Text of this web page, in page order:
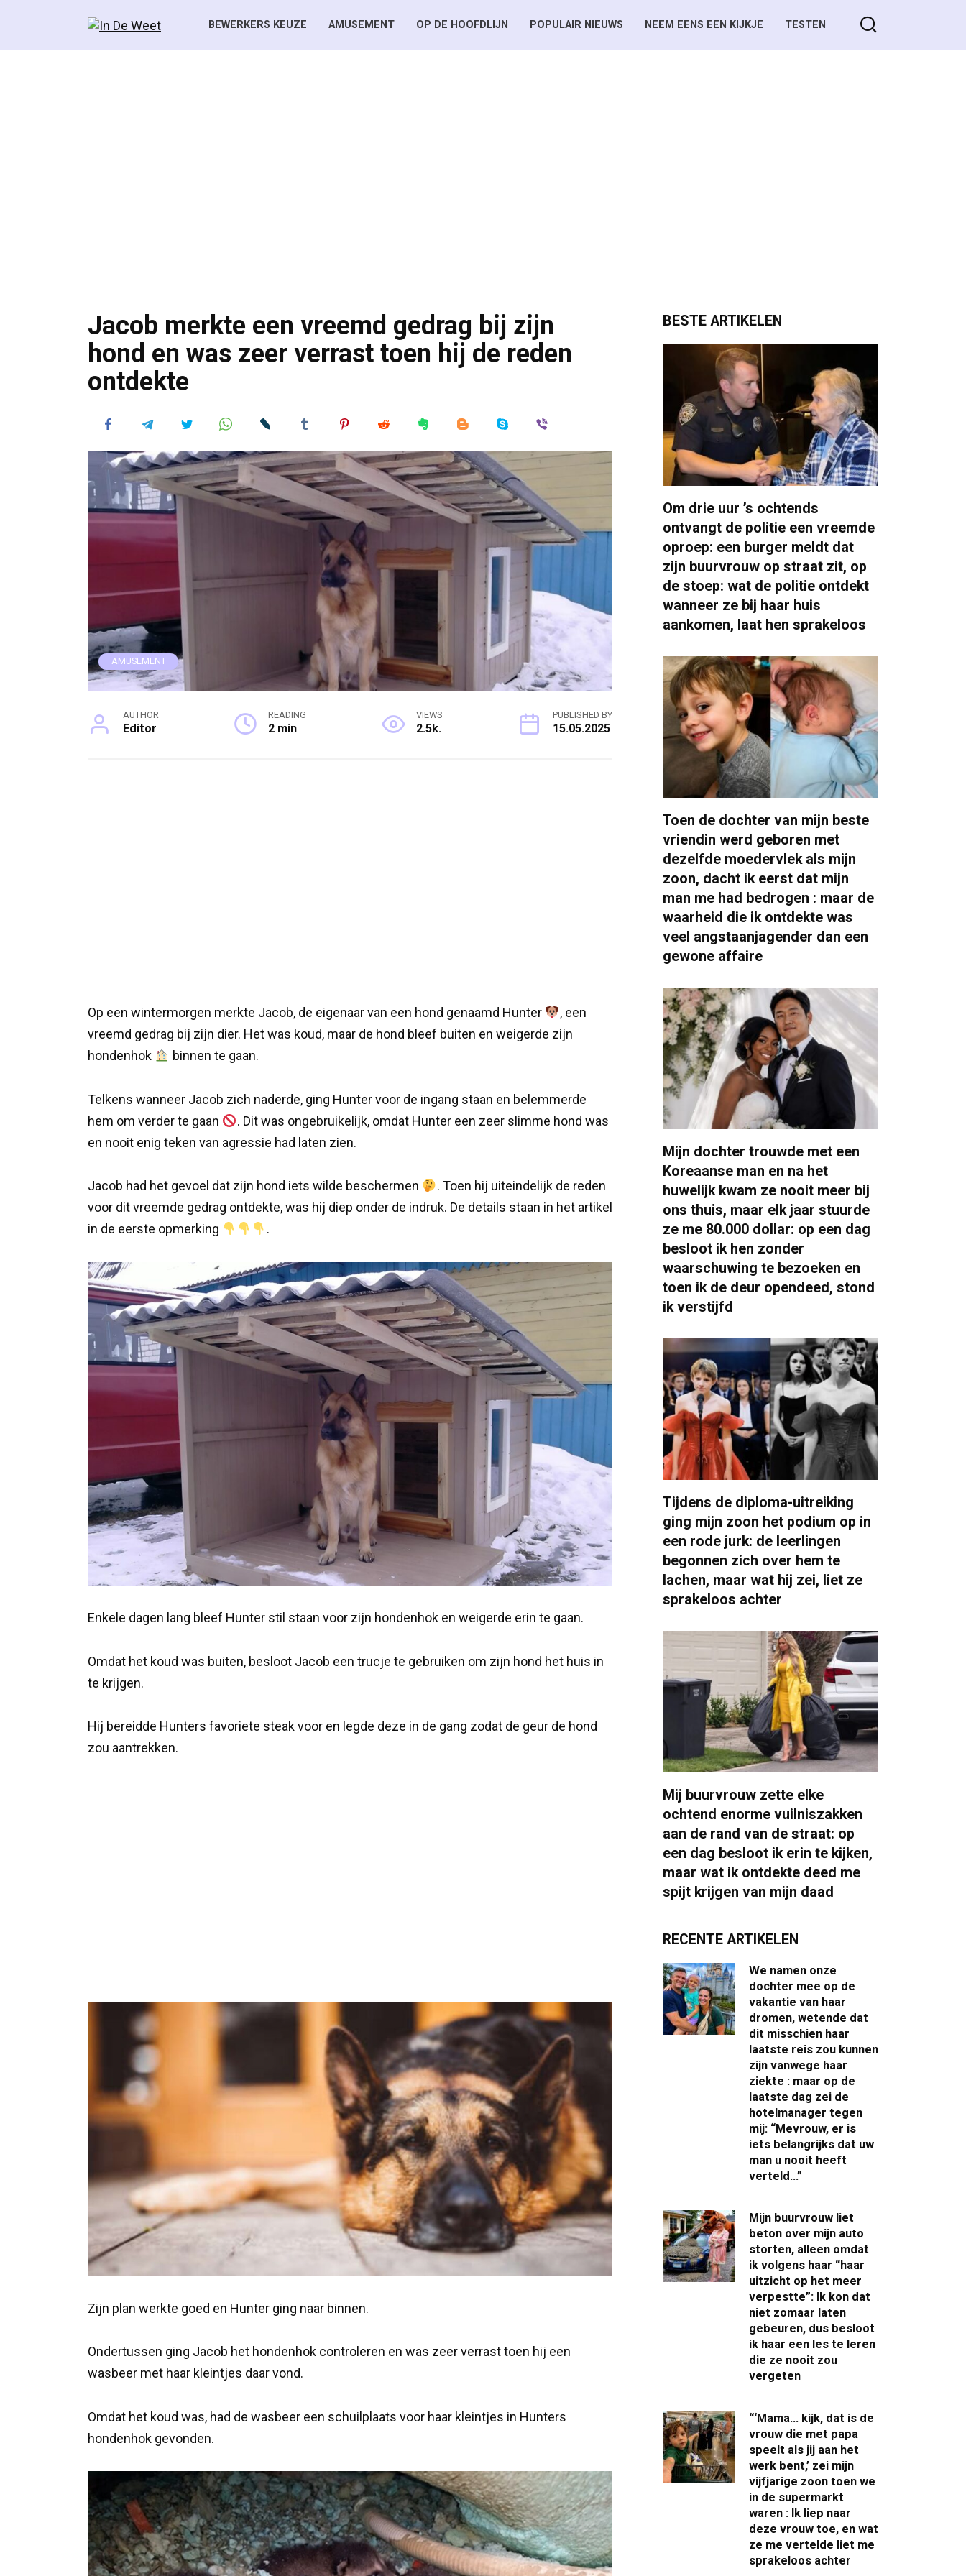
BEWERKERS KEUZE AMUSEMENT OP DE HOOFDLIJN POPULAIR NIEUWS NEEM EENS EEN KIJKJE TESTEN
Jacob merkte een vreemd gedrag bij zijn
hond en was zeer verrast toen hij de reden
ontdekte
AMUSEMENT
AUTHOR
Editor
READING
2 min
VIEWS
2.5k.
PUBLISHED BY
15.05.2025
Op een wintermorgen merkte Jacob, de eigenaar van een hond genaamd Hunter
, een
vreemd gedrag bij zijn dier. Het was koud, maar de hond bleef buiten en weigerde zijn
hondenhok
binnen te gaan.
Telkens wanneer Jacob zich naderde, ging Hunter voor de ingang staan en belemmerde
hem om verder te gaan
. Dit was ongebruikelijk, omdat Hunter een zeer slimme hond was
en nooit enig teken van agressie had laten zien.
Jacob had het gevoel dat zijn hond iets wilde beschermen
. Toen hij uiteindelijk de reden
voor dit vreemde gedrag ontdekte, was hij diep onder de indruk. De details staan in het artikel
in de eerste opmerking
.
Enkele dagen lang bleef Hunter stil staan voor zijn hondenhok en weigerde erin te gaan.
Omdat het koud was buiten, besloot Jacob een trucje te gebruiken om zijn hond het huis in
te krijgen.
Hij bereidde Hunters favoriete steak voor en legde deze in de gang zodat de geur de hond
zou aantrekken.
Zijn plan werkte goed en Hunter ging naar binnen.
Ondertussen ging Jacob het hondenhok controleren en was zeer verrast toen hij een
wasbeer met haar kleintjes daar vond.
Omdat het koud was, had de wasbeer een schuilplaats voor haar kleintjes in Hunters
hondenhok gevonden.
BESTE ARTIKELEN
Om drie uur ’s ochtends
ontvangt de politie een vreemde
oproep: een burger meldt dat
zijn buurvrouw op straat zit, op
de stoep: wat de politie ontdekt
wanneer ze bij haar huis
aankomen, laat hen sprakeloos
Toen de dochter van mijn beste
vriendin werd geboren met
dezelfde moedervlek als mijn
zoon, dacht ik eerst dat mijn
man me had bedrogen : maar de
waarheid die ik ontdekte was
veel angstaanjagender dan een
gewone affaire
Mijn dochter trouwde met een
Koreaanse man en na het
huwelijk kwam ze nooit meer bij
ons thuis, maar elk jaar stuurde
ze me 80.000 dollar: op een dag
besloot ik hen zonder
waarschuwing te bezoeken en
toen ik de deur opendeed, stond
ik verstijfd
Tijdens de diploma-uitreiking
ging mijn zoon het podium op in
een rode jurk: de leerlingen
begonnen zich over hem te
lachen, maar wat hij zei, liet ze
sprakeloos achter
Mij buurvrouw zette elke
ochtend enorme vuilniszakken
aan de rand van de straat: op
een dag besloot ik erin te kijken,
maar wat ik ontdekte deed me
spijt krijgen van mijn daad
RECENTE ARTIKELEN
We namen onze
dochter mee op de
vakantie van haar
dromen, wetende dat
dit misschien haar
laatste reis zou kunnen
zijn vanwege haar
ziekte : maar op de
laatste dag zei de
hotelmanager tegen
mij: “Mevrouw, er is
iets belangrijks dat uw
man u nooit heeft
verteld…”
Mijn buurvrouw liet
beton over mijn auto
storten, alleen omdat
ik volgens haar “haar
uitzicht op het meer
verpestte”: Ik kon dat
niet zomaar laten
gebeuren, dus besloot
ik haar een les te leren
die ze nooit zou
vergeten
“‘Mama… kijk, dat is de
vrouw die met papa
speelt als jij aan het
werk bent,’ zei mijn
vijfjarige zoon toen we
in de supermarkt
waren : Ik liep naar
deze vrouw toe, en wat
ze me vertelde liet me
sprakeloos achter